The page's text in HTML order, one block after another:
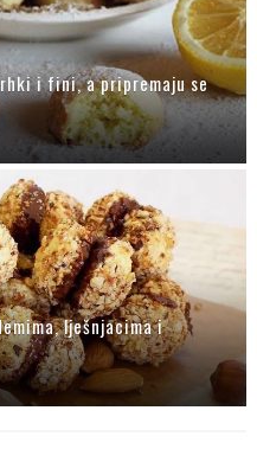
Prhki i fini, a pripremaju se
lješnjacima i